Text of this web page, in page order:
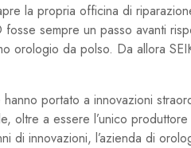
la propria officina di
sempre un passo avanti
orologio da polso. Da allora
portato a innovazioni
oltre a essere l’unico
innovazioni, l’azienda di